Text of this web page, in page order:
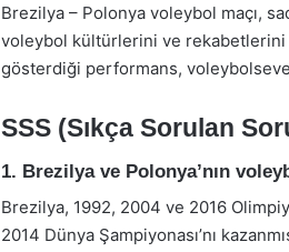
Brezilya – Polonya voleybol maçı,
voleybol kültürlerini ve rekabetlerini
gösterdiği performans,
SSS (Sıkça Sorulan
1. Brezilya ve Polonya’nın
Brezilya, 1992, 2004 ve 2016
2014 Dünya Şampiyonası’nı